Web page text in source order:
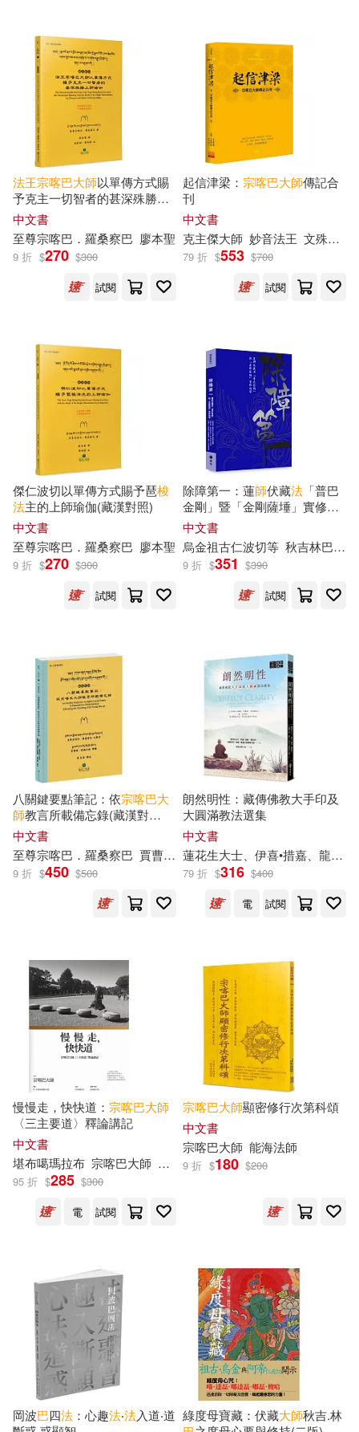
佐島勤(10) 張秋生(10)
（法）菲利普·柯德雷(10)
冰波(9)
黃美鳳(9)
奇魯(8)
洪澤(8) 財政部中財傳媒等(8)
饒勝文(8) 笛特瑪．柯磊墨(7)
邱陽．創巴仁波切(7)
（英）查普曼(7)
Maria Isabel(6)
Sanchez Vegara(6)
しょごた(6) 尾田榮一郎(6)
岑澎維(6)
真如(6)
竹田羽角(6)
翟本寬等（主編）(6)
胡八一(6) 胡劭安(6)
（法）讓·布朗霍夫(6)
何子昌(5)
吳明修(5)
廣東奧飛文化傳播有限公司(5)
施賢琴(5)
林伯儒(5) 根華編輯部(5)
森本真由美(5) 王莉芳(5)
SONY MUSIC(45)
Belle Ame(43)
人民郵電出版社(43)
目川文化數位股份有限公司(43)
科學出版社(36)
千華數位文化(32)
Linfair Records Limited(29)
harmonia mundi(29)
中國少年兒童出版社(29)
天地出版社(27) 橡樹林(27)
眾生(27) 志光保成(25)
中國政法大學出版社(23)
EuroArts(21)
五洲傳播出版社(21)
大牌出版(21) 布克文化(21)
接力出版社(21) 東立(21)
四川少年兒童出版社(20)
機械工業出版社(20)
中信出版社(19)
商務印書館(19) 崧燁文化(18)
電子工業出版社(18)
Challenge(17) 三采(17)
外語教學與研究出版社(17)
社會科學文獻出版社(16)
遠流(16) Eloquence(15)
可海外宅配(3171)
可港澳店取(2940)
可新加坡店取(2841)
可菲律賓店取(2993)
本週上市新品(13)
電子書 (可複選)
適合手機平板閱讀(208)
適合平板閱讀(235)
免費電子書(29)
其他 (可複選)
現在可購買商品(1815)
價格
範圍
法王宗喀巴大師以單傳方式賜
予克主一切智者的甚深殊勝上
師瑜伽(藏漢對照)
中文書
至尊宗喀巴 ．羅桑察巴 廖本聖
9 折 $270 $300
試閱
起信津梁： 宗喀巴大師傳記合
刊
中文書
克主傑大師 妙音法王 文殊海
79 折 $553 $700
試閱
傑仁波切以單傳方式賜予琶梭
法主的上師瑜伽(藏漢對照)
中文書
至尊宗喀巴 ．羅桑察巴 廖本聖
9 折 $270 $300
試閱
除障第一：蓮師伏藏法 「普巴
金剛」暨「金剛薩埵」實修引
導
中文書
烏金祖古仁波切等 秋吉林巴 蓮
9 折 $351 $390
試閱
八關鍵要點筆記：依宗喀巴大
師教言所載備忘錄(藏漢對
照)：༄༅། །དཀའ་གནད་བརྒྱད་ཀྱི་ཟིན་
བྲིས་རྗེའི་གསུང་བཞིན་བརྗེད་བྱང་དུ་
བཀོད་པ་བཞུགས་སོ། །
中文書
至尊宗喀巴 ．羅桑察巴 賈曹傑．塔瑪仁欽 廖本聖
9 折 $450 $500
朗然明性：藏傳佛教大手印及
大圓滿教法選集
中文書
蓮花生大士、伊喜•措嘉、龍欽
79 折 $316 $400
電
試閱
慢慢走，快快道： 宗喀巴大師
〈三主要道〉釋論講記
中文書
堪布噶瑪拉布 宗喀巴大師 第1世蔣貢康楚羅卓泰耶
95 折 $285 $300
電
試閱
宗喀巴大師顯密修行次第科頌
中文書
宗喀巴大師 能海法師
9 折 $180 $200
岡波巴四法 ：心趣法‧法入道‧道 綠度母寶藏：伏藏大師秋吉.林